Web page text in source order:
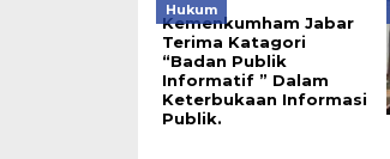
Hukum
Kemenkumham Jabar
Terima Katagori
“Badan Publik
Informatif ” Dalam
Keterbukaan Informasi
Publik.